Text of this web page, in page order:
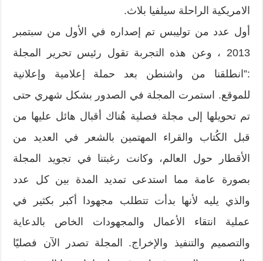
الامريكية الراحلة سيلفيا بلاث.
أول عدد من توليبس تم إصداره في الأول من سبتمبر
2013 ، وعن هذه التجربة تقول رئيس تحرير المجلة
:”انطلقنا من واشنطن بعد حملة إعلامية وإعلانية
للموقع. استمرت المجلة في الصدور بشكل شهري حتى
تم تحويلها إلى مجلة فصلية هُناك أقبال هائل عليها من
قبل الكُتاب والقراء المهتمين بالشعر في العديد من
الأقطار حول العالم، وكانت رغبتنا في تجويد المجلة
بصورة عامة مما استدعى تمديد المدة بين كل عدد
والذي يليه لأنها بدأت تتطلب مجهودا أكبر بكثير في
عملية انتقاء الأعمال والمجهودات الخاص بالدعاية
والتصميم والتنفيذ والإخراج. المجلة تصدر الآن فصليًا